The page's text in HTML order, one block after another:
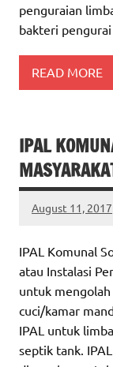
penguraian
bakteri
READ MORE
IPAL
August 11, 2017
IPAL Komunal
atau Instalasi
untuk
cuci/kamar
IPAL untuk
septik tank.